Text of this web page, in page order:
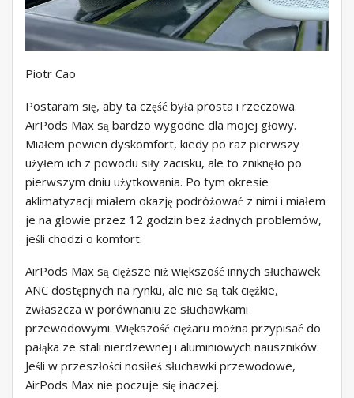
Piotr Cao
Postaram się, aby ta część była prosta i rzeczowa.
AirPods Max są bardzo wygodne dla mojej głowy.
Miałem pewien dyskomfort, kiedy po raz pierwszy
użyłem ich z powodu siły zacisku, ale to zniknęło po
pierwszym dniu użytkowania. Po tym okresie
aklimatyzacji miałem okazję podróżować z nimi i miałem
je na głowie przez 12 godzin bez żadnych problemów,
jeśli chodzi o komfort.
AirPods Max są cięższe niż większość innych słuchawek
ANC dostępnych na rynku, ale nie są tak ciężkie,
zwłaszcza w porównaniu ze słuchawkami
przewodowymi. Większość ciężaru można przypisać do
pałąka ze stali nierdzewnej i aluminiowych nauszników.
Jeśli w przeszłości nosiłeś słuchawki przewodowe,
AirPods Max nie poczuje się inaczej.